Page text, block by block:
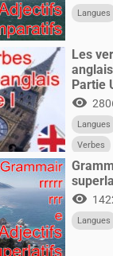
Langues
Les
Partie
visibility
Langues
Verbes
visibility
Langues